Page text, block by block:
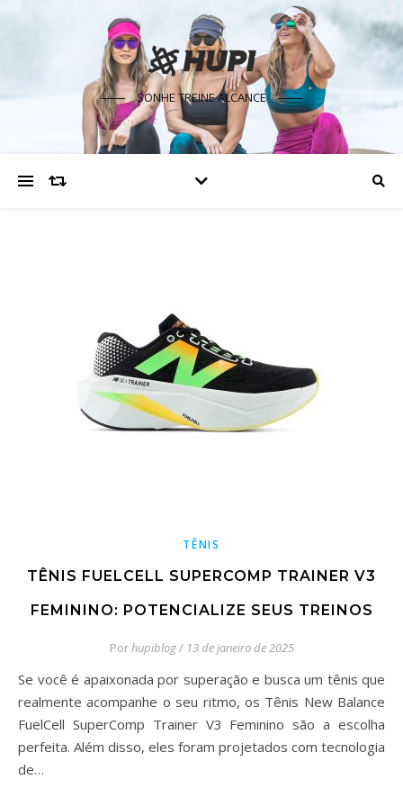
SONHE TREINE ALCANCE
TÊNIS
TÊNIS FUELCELL SUPERCOMP TRAINER V3
FEMININO: POTENCIALIZE SEUS TREINOS
Porhupiblog/ 13 de janeiro de 2025
Se você é apaixonada por superação e busca um tênis que
realmente acompanhe o seu ritmo, os Tênis New Balance
FuelCell SuperComp Trainer V3 Feminino são a escolha
perfeita. Além disso, eles foram projetados com tecnologia
de…